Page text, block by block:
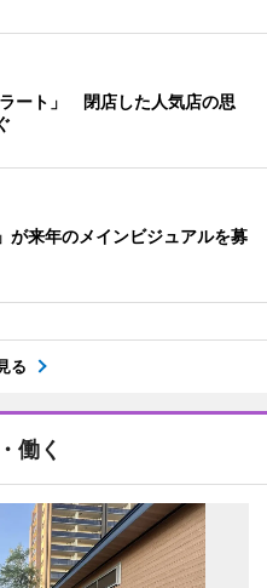
ート」 閉店した人気店の思
が来年のメインビジュアルを募
る
働く